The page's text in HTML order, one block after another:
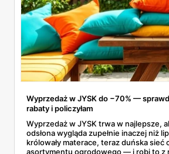
Wyprzedaż w JYSK do −70% —
rabaty i policzyłam
Wyprzedaż w JYSK trwa w najlepsze,
odsłona wygląda zupełnie inaczej niż
królowały materace, teraz duńska sieć
asortymentu ogrodowego — i robi to z